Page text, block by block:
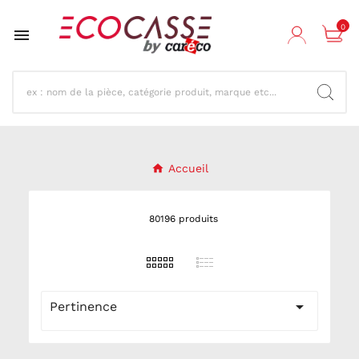
 0
Accueil
80196 produits
Pertinence 